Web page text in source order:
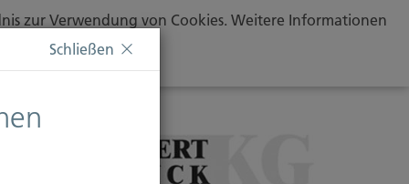
zur Verwendung von Cookies. Weitere Informationen
Schließen